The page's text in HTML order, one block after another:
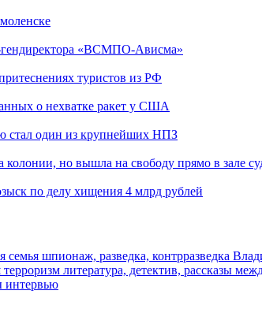
гендиректора «ВСМПО-Ависма»
туристов из РФ
о нехватке ракет у США
стал один из крупнейших НПЗ
но вышла на свободу прямо в зале
по делу хищения 4 млрд рублей
семья шпионаж, разведка, контрразведка
терроризм литература, детектив, рассказы
интервью